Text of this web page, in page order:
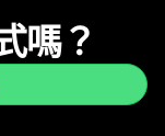
嗎？